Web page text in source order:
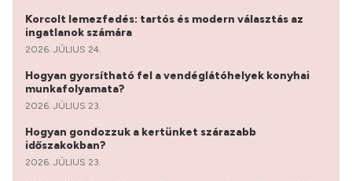
Korcolt lemezfedés: tartós és modern választás az
ingatlanok számára
2026. JÚLIUS 24.
Hogyan gyorsítható fel a vendéglátóhelyek konyhai
munkafolyamata?
2026. JÚLIUS 23.
Hogyan gondozzuk a kertünket szárazabb
időszakokban?
2026. JÚLIUS 23.